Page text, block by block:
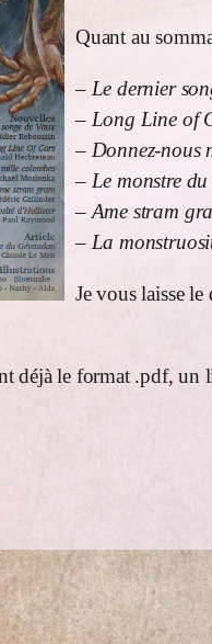
Quant au
– Le dernier
– Long Line of
– Donnez-nous
– Le monstre
– Ame stram
– La
Je vous laisse
déjà le format .pdf, un